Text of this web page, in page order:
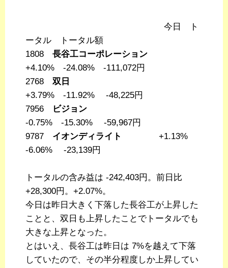
今日 ト
ータル トータル額
1808 長谷工コーポレーション
+4.10% -24.08% -111,072円
2768 双日
+3.79% -11.92% -48,225円
7956
ビジョン
-0.75% -15.30% -59,967円
9787 イオンディライト
+1.13%
-6.06% -23,139円
トータルの含み益は -242,403円。前日比
+28,300円。+2.07%。
今日は昨日大きく下落した長谷工が上昇した
ことと、双日も上昇したことでトータルでも
大きな上昇となった。
とはいえ、長谷工は昨日は 7%を越えて下落
していたので、その半分程度しか上昇してい